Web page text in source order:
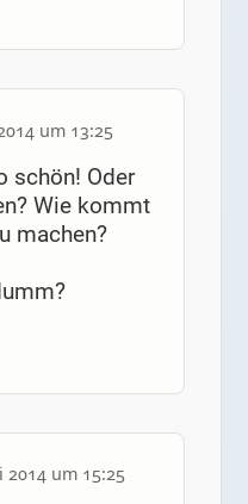
um 13:25
schön! Oder
Wie kommt
machen?
2014 um 15:25